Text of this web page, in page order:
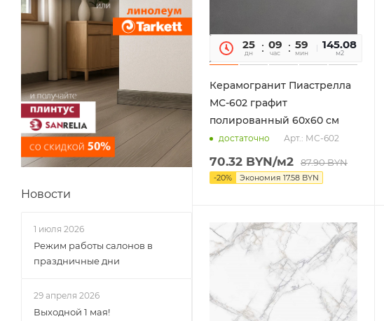
25
дн
09
час
59
мин
14
145.08
м2
Керамогранит Пиастрелла
МС-602 графит
полированный 60х60 см
достаточно Арт.: МС-602
70.32 BYN/м2 87.90BYN
-20% Экономия 17.58 BYN
Новости
1 июля 2026
Режим работы салонов в
праздничные дни
29 апреля 2026
Выходной 1 мая!